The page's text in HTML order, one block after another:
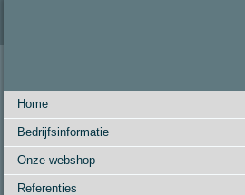
Home
Bedrijfsinformatie
Onze webshop
Referenties